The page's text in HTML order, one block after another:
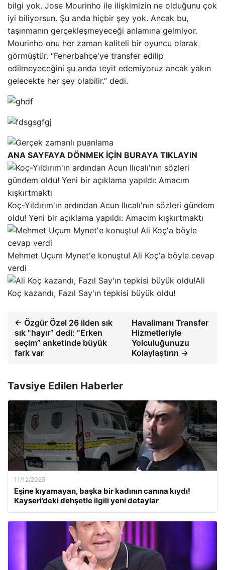
bilgi yok. Jose Mourinho ile ilişkimizin ne olduğunu çok
iyi biliyorsun. Şu anda hiçbir şey yok. Ancak bu,
taşınmanın gerçekleşmeyeceği anlamına gelmiyor.
Mourinho onu her zaman kaliteli bir oyuncu olarak
görmüştür. “Fenerbahçe'ye transfer edilip
edilmeyeceğini şu anda teyit edemiyoruz ancak yakın
gelecekte her şey olabilir.” dedi.
ANA SAYFAYA DÖNMEK İÇİN BURAYA TIKLAYIN
Koç-Yıldırım'ın ardından Acun Ilıcalı'nın sözleri gündem
oldu! Yeni bir açıklama yapıldı: Amacım kışkırtmaktı
Mehmet Uçum Mynet'e konuştu! Ali Koç'a böyle cevap
verdi
Ali
Koç kazandı, Fazıl Say'ın tepkisi büyük oldu!
← Özgür Özel 26 ilden sık
sık “hayır” dedi: “Erken
seçim” anketinde büyük
fark var
Havalimanı Transfer
Hizmetleriyle
Yolculuğunuzu
Kolaylaştırın →
Tavsiye Edilen Haberler
11/12/2025
Eşine kıyamayan, başka bir kadının canına kıydı!
Kayseri’deki dehşetle ilgili yeni detaylar